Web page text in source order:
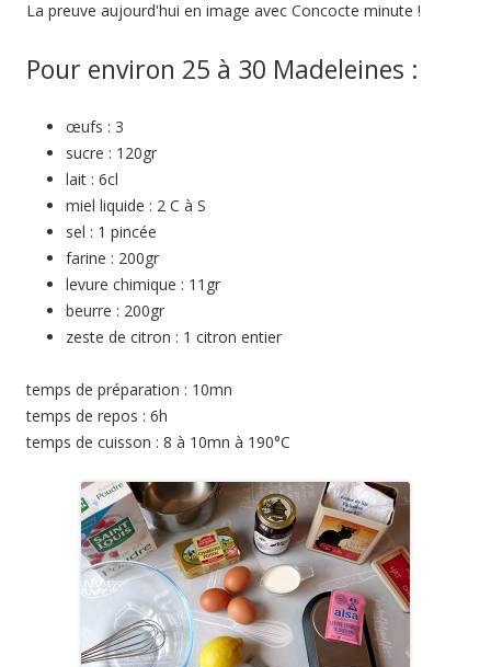
La preuve aujourd'hui en image avec Concocte minute !
Pour environ 25 à 30 Madeleines :
œufs : 3
sucre : 120gr
lait : 6cl
miel liquide : 2 C à S
sel : 1 pincée
farine : 200gr
levure chimique : 11gr
beurre : 200gr
zeste de citron : 1 citron entier
temps de préparation : 10mn
temps de repos : 6h
temps de cuisson : 8 à 10mn à 190°C